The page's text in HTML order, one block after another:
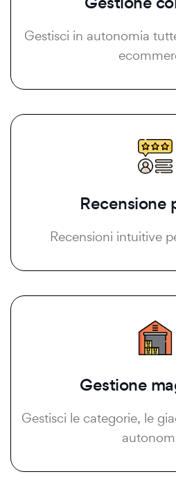
Gestisci in autonomia
Recensione
Recensioni intuitive
Gestione
Gestisci le categorie, le